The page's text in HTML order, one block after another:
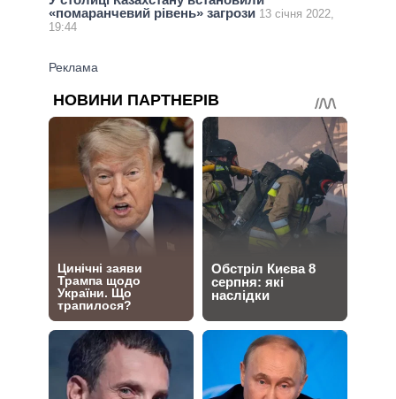
«помаранчевий рівень» загрози 13 січня 2022,
19:44